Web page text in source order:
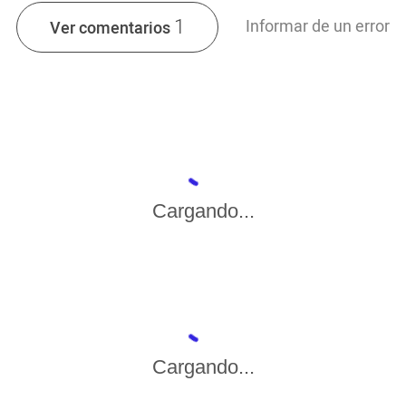
Ver comentarios 1 Informar de un error
Cargando...
Cargando...